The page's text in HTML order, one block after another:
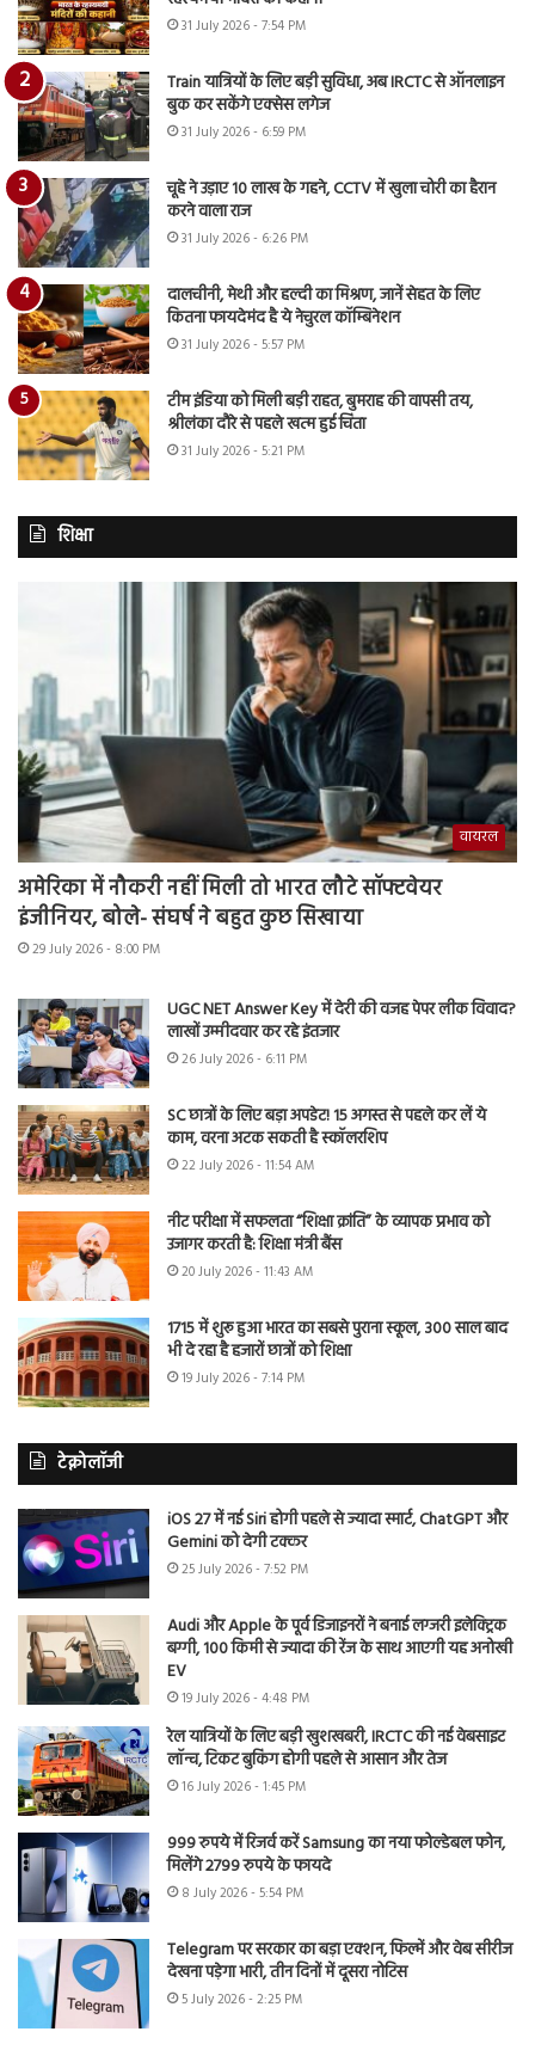
31 July 2026 - 7:54 PM
Train यात्रियों के लिए बड़ी सुविधा, अब IRCTC से ऑनलाइन
बुक कर सकेंगे एक्सेस लगेज
31 July 2026 - 6:59 PM
चूहे ने उड़ाए 10 लाख के गहने, CCTV में खुला चोरी का हैरान
करने वाला राज
31 July 2026 - 6:26 PM
दालचीनी, मेथी और हल्दी का मिश्रण, जानें सेहत के लिए
कितना फायदेमंद है ये नेचुरल कॉम्बिनेशन
31 July 2026 - 5:57 PM
टीम इंडिया को मिली बड़ी राहत, बुमराह की वापसी तय,
श्रीलंका दौरे से पहले खत्म हुई चिंता
31 July 2026 - 5:21 PM
शिक्षा
वायरल
अमेरिका में नौकरी नहीं मिली तो भारत लौटे सॉफ्टवेयर
इंजीनियर, बोले- संघर्ष ने बहुत कुछ सिखाया
29 July 2026 - 8:00 PM
UGC NET Answer Key में देरी की वजह पेपर लीक विवाद?
लाखों उम्मीदवार कर रहे इंतजार
26 July 2026 - 6:11 PM
SC छात्रों के लिए बड़ा अपडेट! 15 अगस्त से पहले कर लें ये
काम, वरना अटक सकती है स्कॉलरशिप
22 July 2026 - 11:54 AM
नीट परीक्षा में सफलता “शिक्षा क्रांति” के व्यापक प्रभाव को
उजागर करती है: शिक्षा मंत्री बैंस
20 July 2026 - 11:43 AM
1715 में शुरू हुआ भारत का सबसे पुराना स्कूल, 300 साल बाद
भी दे रहा है हजारों छात्रों को शिक्षा
19 July 2026 - 7:14 PM
टेक्नोलॉजी
iOS 27 में नई Siri होगी पहले से ज्यादा स्मार्ट, ChatGPT और
Gemini को देगी टक्कर
25 July 2026 - 7:52 PM
Audi और Apple के पूर्व डिजाइनरों ने बनाई लग्जरी इलेक्ट्रिक
बग्गी, 100 किमी से ज्यादा की रेंज के साथ आएगी यह अनोखी
EV
19 July 2026 - 4:48 PM
रेल यात्रियों के लिए बड़ी खुशखबरी, IRCTC की नई वेबसाइट
लॉन्च, टिकट बुकिंग होगी पहले से आसान और तेज
16 July 2026 - 1:45 PM
999 रुपये में रिजर्व करें Samsung का नया फोल्डेबल फोन,
मिलेंगे 2799 रुपये के फायदे
8 July 2026 - 5:54 PM
Telegram पर सरकार का बड़ा एक्शन, फिल्में और वेब सीरीज
देखना पड़ेगा भारी, तीन दिनों में दूसरा नोटिस
5 July 2026 - 2:25 PM